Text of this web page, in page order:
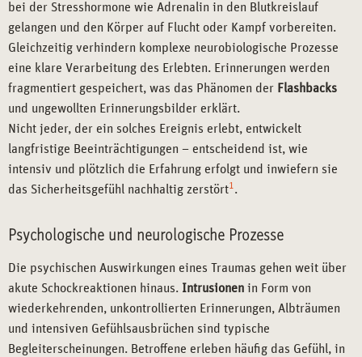
bei der Stresshormone wie Adrenalin in den Blutkreislauf
gelangen und den Körper auf Flucht oder Kampf vorbereiten.
Gleichzeitig verhindern komplexe neurobiologische Prozesse
eine klare Verarbeitung des Erlebten. Erinnerungen werden
fragmentiert gespeichert, was das Phänomen der Flashbacks
und ungewollten Erinnerungsbilder erklärt.
Nicht jeder, der ein solches Ereignis erlebt, entwickelt
langfristige Beeinträchtigungen – entscheidend ist, wie
intensiv und plötzlich die Erfahrung erfolgt und inwiefern sie
das Sicherheitsgefühl nachhaltig zerstört1 .
Psychologische und neurologische Prozesse
Die psychischen Auswirkungen eines Traumas gehen weit über
akute Schockreaktionen hinaus. Intrusionen in Form von
wiederkehrenden, unkontrollierten Erinnerungen, Albträumen
und intensiven Gefühlsausbrüchen sind typische
Begleiterscheinungen. Betroffene erleben häufig das Gefühl, in